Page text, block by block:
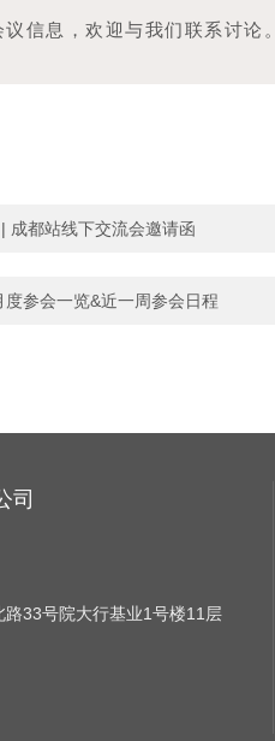
信息，欢迎与我们联系讨论。
成都站线下交流会邀请函
度参会一览&近一周参会日程
司
33号院大行基业1号楼11层